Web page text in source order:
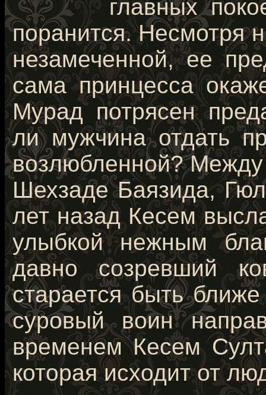
главных
поранится. Несмотря
незамеченной, ее
сама принцесса
Мурад потрясен
ли мужчина отдать
возлюбленной?
Шехзаде Баязида,
лет назад Кесем
улыбкой нежным
давно созревший
старается быть
суровый воин
временем Кесем
которая исходит от